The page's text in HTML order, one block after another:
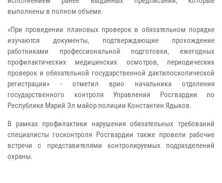
выполнены в полном объеме.
«При проведении плановых проверок в обязательном порядке
изучаются документы, подтверждающие прохождение
работниками профессиональной подготовки, ежегодных
профилактических медицинских осмотров, периодических
проверок и обязательной государственной дактилоскопической
регистрации» - отметил врио начальника отделения
государственного контроля Управления Росгвардии по
Республике Марий Эл майор полиции Константин Ядыков.
В рамках профилактики нарушения обязательных требований
специалисты госконтроля Росгвардии также провели рабочие
встречи с представителями контролируемых подразделений
охраны.